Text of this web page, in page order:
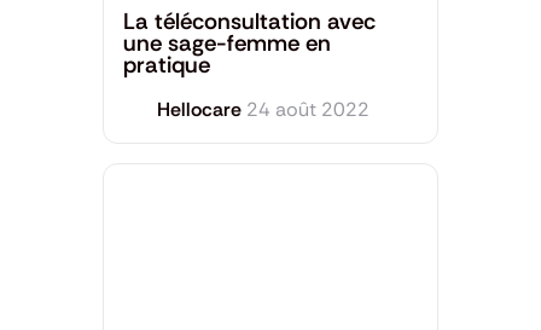
La téléconsultation avec
une sage-femme en
pratique
Hellocare 24 août 2022